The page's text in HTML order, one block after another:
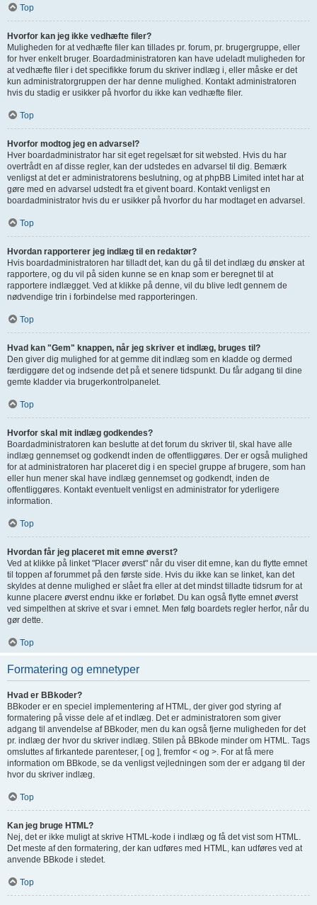
Top
Hvorfor kan jeg ikke vedhæfte filer?
Muligheden for at vedhæfte filer kan tillades pr. forum, pr. brugergruppe, eller
for hver enkelt bruger. Boardadministratoren kan have udeladt muligheden for
at vedhæfte filer i det specifikke forum du skriver indlæg i, eller måske er det
kun administratorgruppen der har denne mulighed. Kontakt administratoren
hvis du stadig er usikker på hvorfor du ikke kan vedhæfte filer.
Top
Hvorfor modtog jeg en advarsel?
Hver boardadministrator har sit eget regelsæt for sit websted. Hvis du har
overtrådt en af disse regler, kan der udstedes en advarsel til dig. Bemærk
venligst at det er administratorens beslutning, og at phpBB Limited intet har at
gøre med en advarsel udstedt fra et givent board. Kontakt venligst en
boardadministrator hvis du er usikker på hvorfor du har modtaget en advarsel.
Top
Hvordan rapporterer jeg indlæg til en redaktør?
Hvis boardadministratoren har tilladt det, kan du gå til det indlæg du ønsker at
rapportere, og du vil på siden kunne se en knap som er beregnet til at
rapportere indlægget. Ved at klikke på denne, vil du blive ledt gennem de
nødvendige trin i forbindelse med rapporteringen.
Top
Hvad kan "Gem" knappen, når jeg skriver et indlæg, bruges til?
Den giver dig mulighed for at gemme dit indlæg som en kladde og dermed
færdiggøre det og indsende det på et senere tidspunkt. Du får adgang til dine
gemte kladder via brugerkontrolpanelet.
Top
Hvorfor skal mit indlæg godkendes?
Boardadministratoren kan beslutte at det forum du skriver til, skal have alle
indlæg gennemset og godkendt inden de offentliggøres. Der er også mulighed
for at administratoren har placeret dig i en speciel gruppe af brugere, som han
eller hun mener skal have indlæg gennemset og godkendt, inden de
offentliggøres. Kontakt eventuelt venligst en administrator for yderligere
information.
Top
Hvordan får jeg placeret mit emne øverst?
Ved at klikke på linket "Placer øverst" når du viser dit emne, kan du flytte emnet
til toppen af forummet på den første side. Hvis du ikke kan se linket, kan det
skyldes at denne mulighed er slået fra eller at det mindst tilladte tidsrum for at
kunne placere øverst endnu ikke er forløbet. Du kan også flytte emnet øverst
ved simpelthen at skrive et svar i emnet. Men følg boardets regler herfor, når du
gør dette.
Top
Formatering og emnetyper
Hvad er BBkoder?
BBkoder er en speciel implementering af HTML, der giver god styring af
formatering på visse dele af et indlæg. Det er administratoren som giver
adgang til anvendelse af BBkoder, men du kan også fjerne muligheden for det
pr. indlæg der hvor du skriver indlæg. Stilen på BBkode minder om HTML. Tags
omsluttes af firkantede parenteser, [ og ], fremfor < og >. For at få mere
information om BBkode, se da venligst vejledningen som der er adgang til der
hvor du skriver indlæg.
Top
Kan jeg bruge HTML?
Nej, det er ikke muligt at skrive HTML-kode i indlæg og få det vist som HTML.
Det meste af den formatering, der kan udføres med HTML, kan udføres ved at
anvende BBkode i stedet.
Top